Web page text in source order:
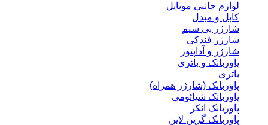
لوازم جانبی موبایل
کابل و مبدل
شارژر بی سیم
شارژر فندکی
شارژر و آداپتور
پاوربانک و باتری
باتری
پاوربانک (شارژر همراه)
پاوربانک شیائومی
پاوربانک انکر
پاوربانک گرین لاین